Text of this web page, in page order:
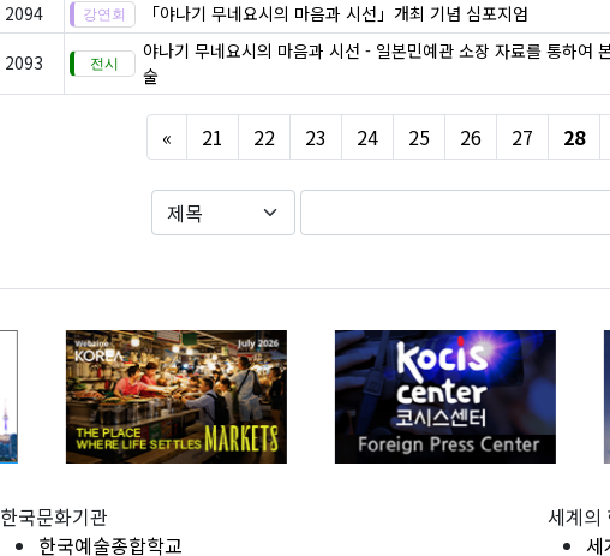
2094
「야나기 무네요시의 마음과 시선」개최 기념 심포지엄
2093
야나기 무네요시의 마음과 시선 - 일본민예관 소장 자료를 통하여
술
« Previous
21 22 23 24 25 26 27 28
한국문화기관
한국예술종합학교
세계의
세